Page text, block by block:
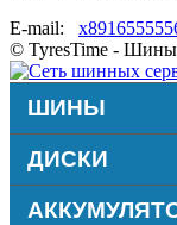
E-mail:
© TyresTime -
ШИНЫ
ДИСКИ